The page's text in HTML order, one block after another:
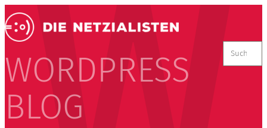
WORDPRESS
BLOG
nach: